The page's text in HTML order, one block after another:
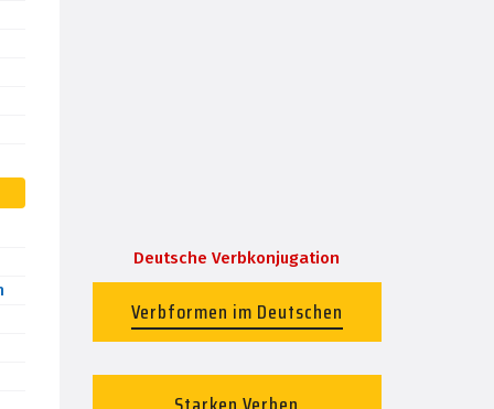
Deutsche Verbkonjugation
Verbformen im Deutschen